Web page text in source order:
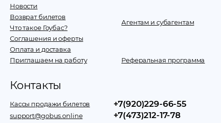
Новости
Возврат билетов
Что такое Гоубас?
Соглашения и оферты
Оплата и доставка
Приглашаем на работу
Агентам и субагентам
Реферальная программа
Контакты
Кассы продажи билетов
support@gobus.online
+7(920)229-66-55
+7(473)212-17-78